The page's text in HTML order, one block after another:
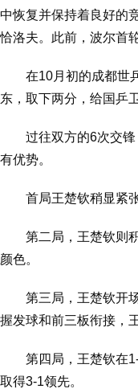
中恢复并保持着良好的
恰洛夫。此前，波尔首
在10月初的成都世
东，取下两分，给国乒
过往双方的6次交
有优势。
首局王楚钦稍显紧
第二局，王楚钦则
颜色。
第三局，王楚钦开
握发球和前三板衔接，
第四局，王楚钦在
取得3-1领先。